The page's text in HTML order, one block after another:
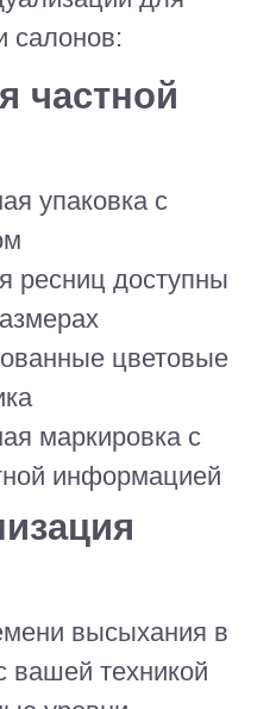
салонов:
частной
упаковка с
ресниц доступны
цветовые
маркировка с
информацией
высыхания в
вашей техникой